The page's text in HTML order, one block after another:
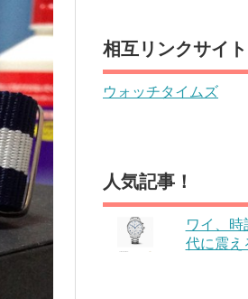
相互リンクサイト
ウォッチタイムズ
人気記事！
ワイ、
代に震え